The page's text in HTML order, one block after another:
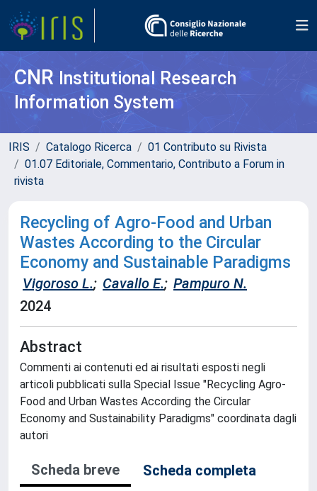
CNR Institutional Research
Information System
IRIS Catalogo Ricerca
01 Contributo su Rivista
01.07 Editoriale, Commentario, Contributo a Forum in
rivista
Recycling of Agro-Food and Urban
Wastes According to the Circular
Economy and Sustainable Paradigms
Vigoroso L.; Cavallo E.; Pampuro N.
2024
Abstract
Commenti ai contenuti ed ai risultati esposti negli
articoli pubblicati sulla Special Issue "Recycling Agro-
Food and Urban Wastes According the Circular
Economy and Sustainability Paradigms" coordinata dagli
autori
Scheda breve
Scheda completa